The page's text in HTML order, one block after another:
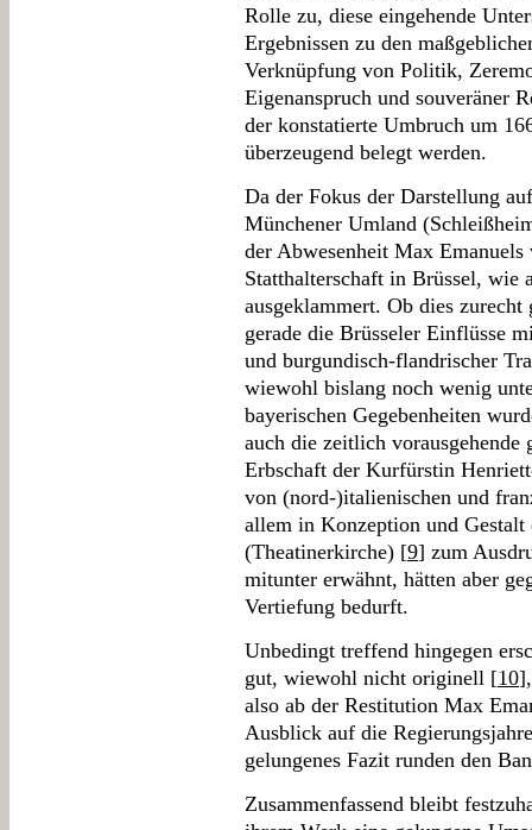
Rolle zu, diese eingehende
Ergebnissen zu den
Verknüpfung von Politik,
Eigenanspruch und souveräner
der konstatierte Umbruch um
überzeugend belegt werden.
Da der Fokus der Darstellung
Münchener Umland
der Abwesenheit Max
Statthalterschaft in Brüssel, wie
ausgeklammert. Ob dies
gerade die Brüsseler Einflüsse
und burgundisch-flandrischer
wiewohl bislang noch wenig
bayerischen Gegebenheiten
auch die zeitlich
Erbschaft der Kurfürstin
von (nord-)italienischen und
allem in Konzeption und
(Theatinerkirche) [9] zum
mitunter erwähnt, hätten aber
Vertiefung bedurft.
Unbedingt treffend hingegen
gut, wiewohl nicht originell [10
also ab der Restitution Max
Ausblick auf die
gelungenes Fazit runden den
Zusammenfassend bleibt